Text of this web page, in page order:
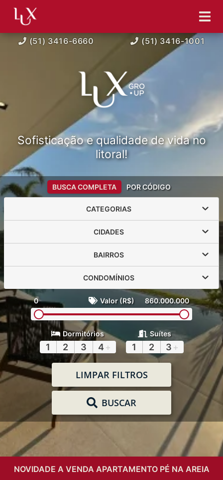
(51) 3416-6660 (51) 3416-1001
Sofisticação e qualidade de vida no
litoral!
BUSCA COMPLETA POR CÓDIGO
CATEGORIAS
CIDADES
BAIRROS
CONDOMÍNIOS
0 Valor (R$) 860.000.000
Dormitórios
1 2 3 4 +
Suítes
1 2 3 +
LIMPAR FILTROS
BUSCAR
NOVIDADE A VENDA APARTAMENTO PÉ NA AREIA